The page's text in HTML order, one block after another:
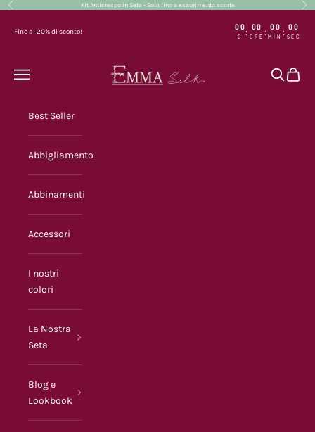
Vai al contenuto
Precedente Kit Anticrespo in Seta - Solo fino a esaurimento scorte
Fino al 20% di sconto!
00
G : 00
ORE : 00
MIN : 00
SEC
Emma Silk
Menù Cerca
Best Seller
Abbigliamento
Abbinamenti
Accessori
I nostri
colori
La Nostra
Seta
Blog e
Lookbook